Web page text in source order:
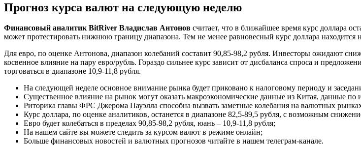
Прогноз курса валют на следующую неделю
Финансовый аналитик BitRiver Владислав Антонов считает, что в ближайшее время курс доллара
может протестировать нижнюю границу диапазона. Тем не менее равновесный курс доллара находится
Для евро, по оценке Антонова, диапазон колебаний составит 90,85-98,2 рубля. Инвесторы ожидают
косвенное влияние на пару евро/рубль. Гораздо сильнее курс зависит от дисбаланса спроса и
торговаться в диапазоне 10,9-11,8 рубля.
На следующей неделе основное внимание рынка будет приковано к налоговому периоду и
Существенное влияние на рынок могут оказать макроэкономические данные из Китая, данные
Риторика главы ФРС Джерома Пауэлла способна вызвать заметные колебания на валютных
Курс доллара, по оценке аналитиков, останется в диапазоне 82,5-89,5 рубля, с возможным
Евро будет колебаться в пределах 90,85-98,2 рубля, юань – 10,9-11,8 рубля;
На нашем сайте вы можете следить за курсом валют в режиме онлайн;
Больше финансовых новостей и валютных прогнозов читайте в нашем телеграм-канале.